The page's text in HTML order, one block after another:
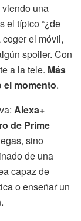
una
el típico “¿de
el móvil,
spoiler. Con
a la tele. Más
momento.
Alexa+
de Prime
sino
de una
capaz de
o enseñar un